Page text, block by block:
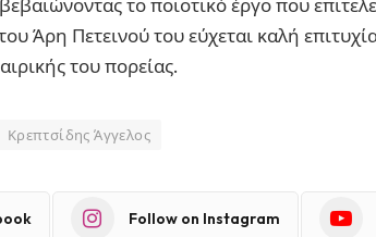
το ποιοτικό έργο που
Άρη Πετεινού του εύχεται καλή
του πορείας.
Κρεπτσίδης Άγγελος
Follow on Instagram